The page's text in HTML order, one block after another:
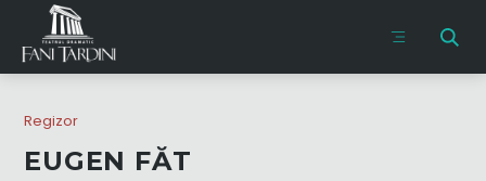
Regizor
EUGEN FĂT